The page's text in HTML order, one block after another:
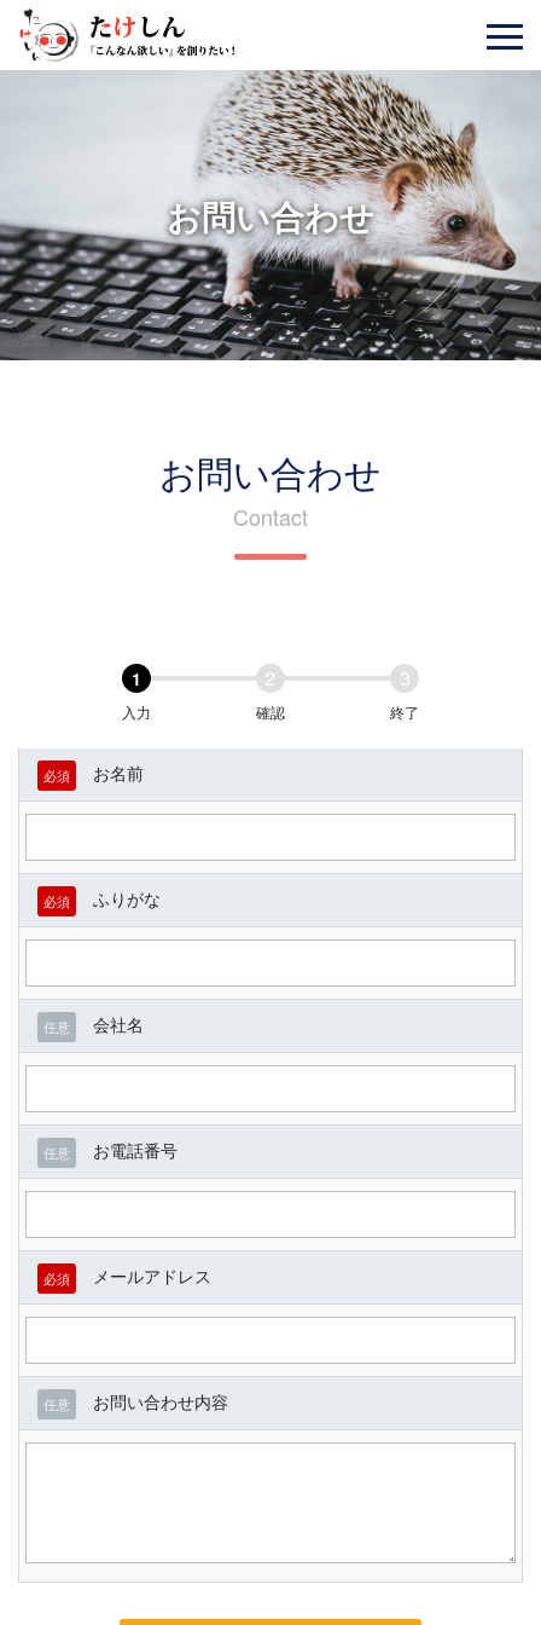
お問い合わせ
お問い合わせ
Contact
1
入力
2
確認
3
終了
必須 お名前
必須 ふりがな
任意 会社名
任意 お電話番号
必須 メールアドレス
任意 お問い合わせ内容